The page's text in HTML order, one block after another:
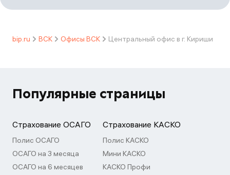
bip.ru ВСК Офисы ВСК Центральный офис в г. Кириши
Популярные страницы
Страхование ОСАГО
Полис ОСАГО
ОСАГО на 3 месяца
ОСАГО на 6 месяцев
Страхование КАСКО
Полис КАСКО
Мини КАСКО
КАСКО Профи